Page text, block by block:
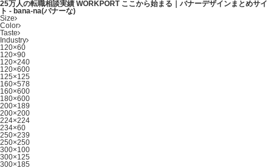
25万人の転職相談実績 WORKPORT ここから始まる｜バナーデザインまとめサイ
ト - bana-na(バナーな)
Size
Color
Taste
Industry
120×60
120×90
120×240
120×600
125×125
160×578
160×600
180×600
200×189
200×200
224×224
234×60
250×239
250×250
300×100
300×125
300×185